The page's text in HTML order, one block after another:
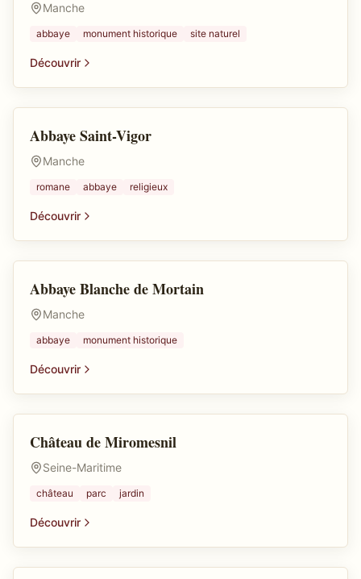
Manche
abbaye monument historique site naturel
Découvrir
Abbaye
Abbaye Saint-Vigor
Manche
romane abbaye religieux
Découvrir
Abbaye
Abbaye Blanche de Mortain
Manche
abbaye monument historique
Découvrir
Château
Château de Miromesnil
Seine-Maritime
château parc jardin
Découvrir